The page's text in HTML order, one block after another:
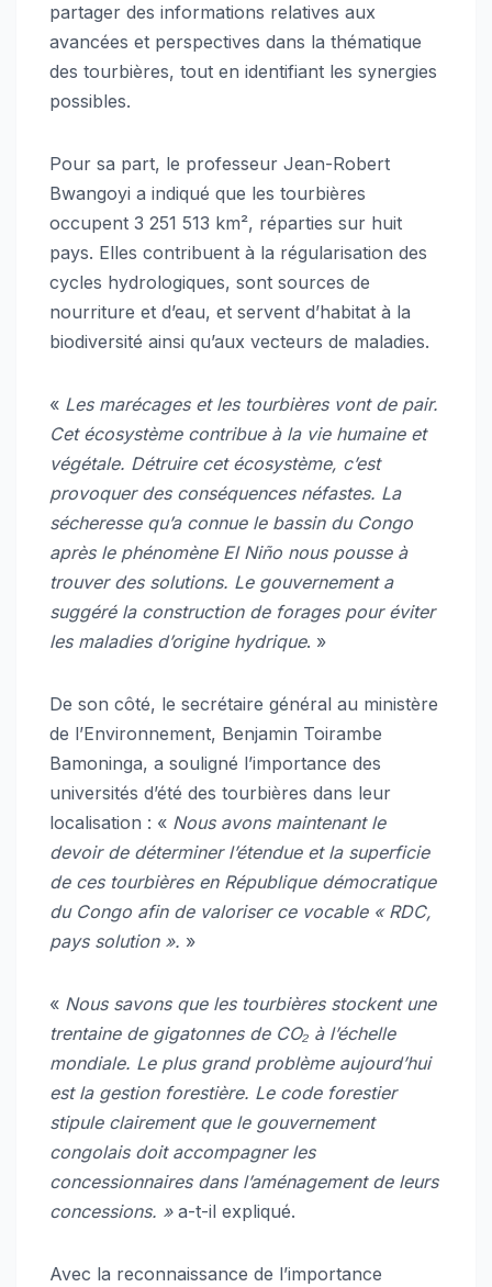
partager des informations relatives aux
avancées et perspectives dans la thématique
des tourbières, tout en identifiant les synergies
possibles.
Pour sa part, le professeur Jean-Robert
Bwangoyi a indiqué que les tourbières
occupent 3 251 513 km², réparties sur huit
pays. Elles contribuent à la régularisation des
cycles hydrologiques, sont sources de
nourriture et d’eau, et servent d’habitat à la
biodiversité ainsi qu’aux vecteurs de maladies.
« Les marécages et les tourbières vont de pair.
Cet écosystème contribue à la vie humaine et
végétale. Détruire cet écosystème, c’est
provoquer des conséquences néfastes. La
sécheresse qu’a connue le bassin du Congo
après le phénomène El Niño nous pousse à
trouver des solutions. Le gouvernement a
suggéré la construction de forages pour éviter
les maladies d’origine hydrique. »
De son côté, le secrétaire général au ministère
de l’Environnement, Benjamin Toirambe
Bamoninga, a souligné l’importance des
universités d’été des tourbières dans leur
localisation : « Nous avons maintenant le
devoir de déterminer l’étendue et la superficie
de ces tourbières en République démocratique
du Congo afin de valoriser ce vocable « RDC,
pays solution ». »
« Nous savons que les tourbières stockent une
trentaine de gigatonnes de CO₂ à l’échelle
mondiale. Le plus grand problème aujourd’hui
est la gestion forestière. Le code forestier
stipule clairement que le gouvernement
congolais doit accompagner les
concessionnaires dans l’aménagement de leurs
concessions. »a-t-il expliqué.
Avec la reconnaissance de l’importance